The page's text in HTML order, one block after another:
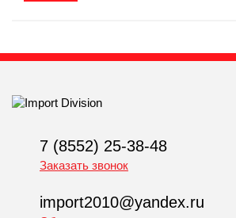
7 (8552) 25-38-48
Заказать звонок
import2010@yandex.ru